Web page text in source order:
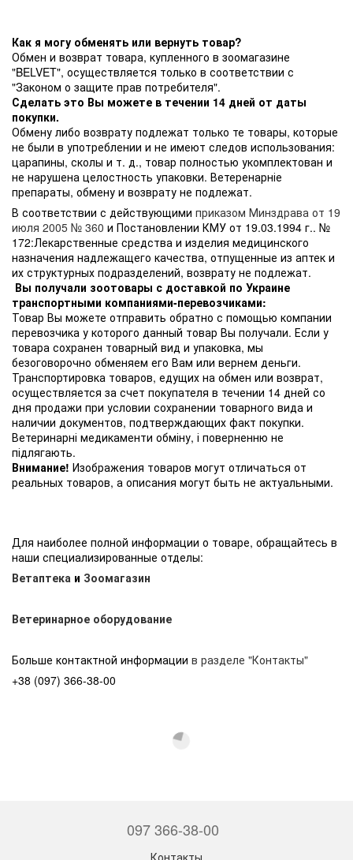
Как я могу обменять или вернуть товар?
Обмен и возврат товара, купленного в зоомагазине
"BELVET", осуществляется только в соответствии с
"Законом о защите прав потребителя".
Сделать это Вы можете в течении 14 дней от даты
покупки.
Обмену либо возврату подлежат только те товары, которые
не были в употреблении и не имеют следов использования:
царапины, сколы и т. д., товар полностью укомплектован и
не нарушена целостность упаковки. Ветеренарніе
препараты, обмену и возврату не подлежат.
В соответствии с действующими приказом Минздрава от 19
июля 2005 № 360 и Постановлении КМУ от 19.03.1994 г.. №
172:Лекарственные средства и изделия медицинского
назначения надлежащего качества, отпущенные из аптек и
их структурных подразделений, возврату не подлежат.
Вы получали зоотовары с доставкой по Украине
транспортными компаниями-перевозчиками:
Товар Вы можете отправить обратно с помощью компании
перевозчика у которого данный товар Вы получали. Если у
товара сохранен товарный вид и упаковка, мы
безоговорочно обменяем его Вам или вернем деньги.
Транспортировка товаров, едущих на обмен или возврат,
осуществляется за счет покупателя в течении 14 дней со
дня продажи при условии сохранении товарного вида и
наличии документов, подтверждающих факт покупки.
Ветеринарні медикаменти обміну, і поверненню не
підлягають.
Внимание! Изображения товаров могут отличаться от
реальных товаров, а описания могут быть не актуальными.
Для наиболее полной информации о товаре, обращайтесь в
наши специализированные отделы:
Ветаптека и Зоомагазин
Ветеринарное оборудование
Больше контактной информации в разделе "Контакты"
+38 (097) 366-38-00
097 366-38-00
Контакты